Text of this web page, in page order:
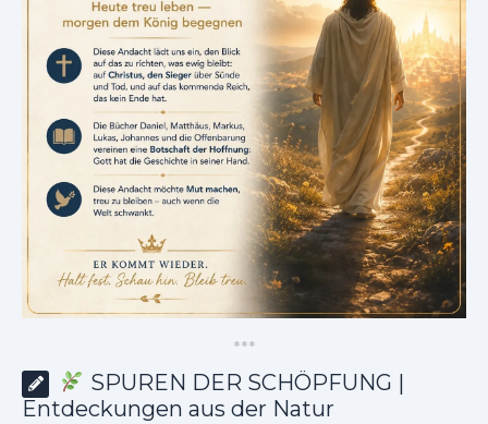
***
SPUREN DER SCHÖPFUNG |
Entdeckungen aus der Natur